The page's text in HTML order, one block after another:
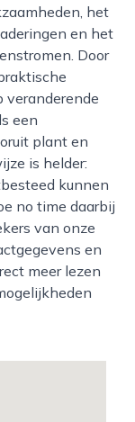
het
en het
Door
veranderende
een
plant en
is helder:
kunnen
no time daarbij
van onze
en
meer lezen